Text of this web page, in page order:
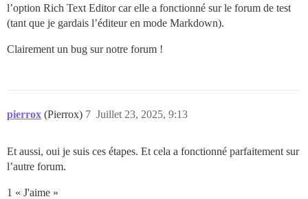
l’option Rich Text Editor car elle a fonctionné sur le forum de test
(tant que je gardais l’éditeur en mode Markdown).
Clairement un bug sur notre forum !
pierrox (Pierrox) Juillet 23, 2025, 9:13
7
Et aussi, oui je suis ces étapes. Et cela a fonctionné parfaitement sur
l’autre forum.
1 « J'aime »